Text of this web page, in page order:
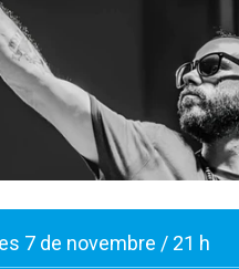
7 de novembre / 21 h